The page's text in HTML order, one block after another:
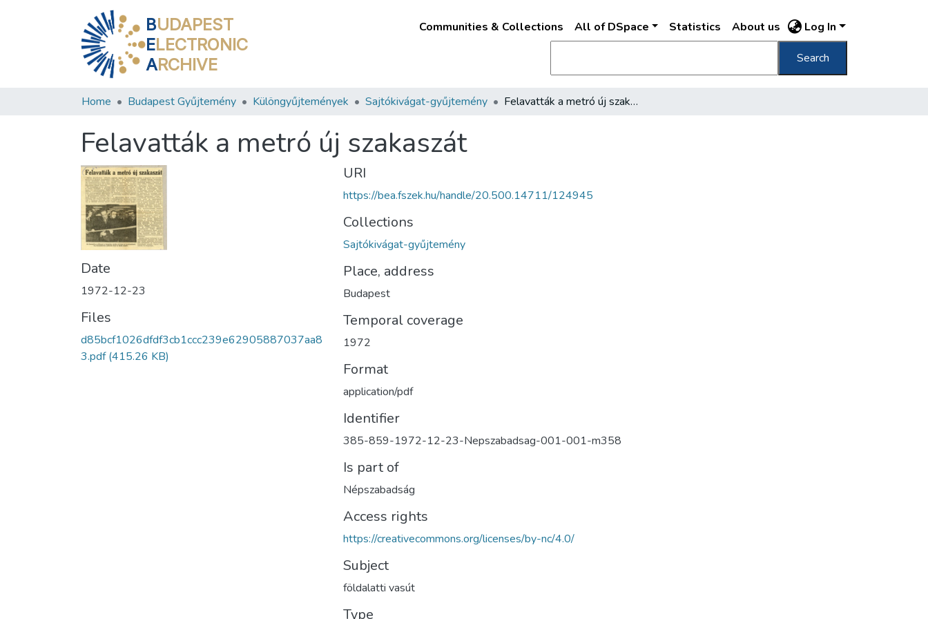
BUDAPEST
ELECTRONIC
ARCHIVE
Communities & Collections All of DSpace Statistics About us Log In
Search
Home Budapest Gyűjtemény Különgyűjtemények Sajtókivágat-gyűjtemény Felavatták a metró új szakaszát
Felavatták a metró új szakaszát
Date
1972-12-23
Files
d85bcf1026dfdf3cb1ccc239e62905887037aa8
3.pdf(415.26 KB)
URI
https://bea.fszek.hu/handle/20.500.14711/124945
Collections
Sajtókivágat-gyűjtemény
Place, address
Budapest
Temporal coverage
1972
Format
application/pdf
Identifier
385-859-1972-12-23-Nepszabadsag-001-001-m358
Is part of
Népszabadság
Access rights
https://creativecommons.org/licenses/by-nc/4.0/
Subject
földalatti vasút
Type